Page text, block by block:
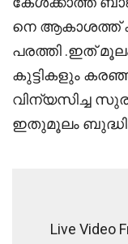
നെ ആകാശത്ത്
പരത്തി .ഇത്
കുട്ടികളും
വിന്യസിച്ച
ഇതുമൂലം
Live Video